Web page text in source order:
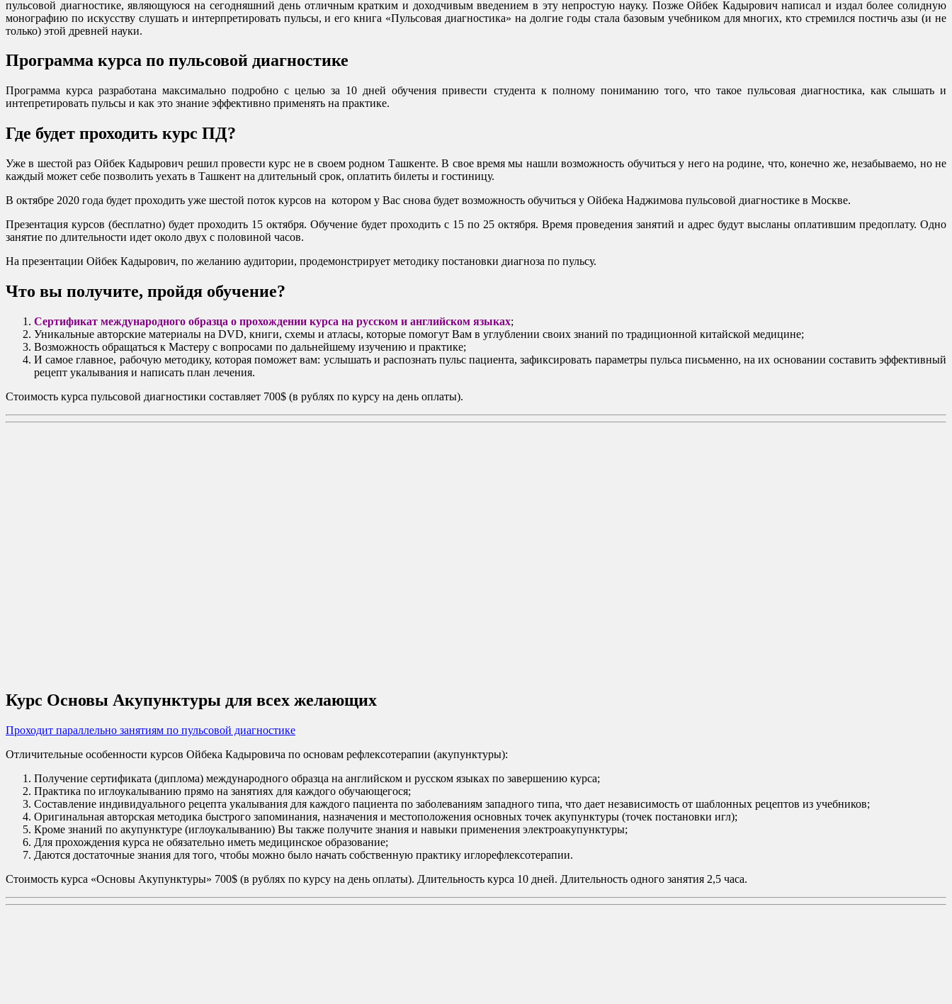
пульсовой диагностике, являющуюся на сегодняшний день отличным кратким и доходчивым введением в эту непростую науку. Позже Ойбек Кадырович написал и издал более солидную
монографию по искусству слушать и интерпретировать пульсы, и его книга «Пульсовая диагностика» на долгие годы стала базовым учебником для многих, кто стремился постичь азы (и не
только) этой древней науки.
Программа курса по пульсовой диагностике
Программа курса разработана максимально подробно с целью за 10 дней обучения привести студента к полному пониманию того, что такое пульсовая диагностика, как слышать и
интепретировать пульсы и как это знание эффективно применять на практике.
Где будет проходить курс ПД?
Уже в шестой раз Ойбек Кадырович решил провести курс не в своем родном Ташкенте. В свое время мы нашли возможность обучиться у него на родине, что, конечно же, незабываемо, но не
каждый может себе позволить уехать в Ташкент на длительный срок, оплатить билеты и гостиницу.
В октябре 2020 года будет проходить уже шестой поток курсов на котором у Вас снова будет возможность обучиться у Ойбека Наджимова пульсовой диагностике в Москве.
Презентация курсов (бесплатно) будет проходить 15 октября. Обучение будет проходить с 15 по 25 октября. Время проведения занятий и адрес будут высланы оплатившим предоплату. Одно
занятие по длительности идет около двух с половиной часов.
На презентации Ойбек Кадырович, по желанию аудитории, продемонстрирует методику постановки диагноза по пульсу.
Что вы получите, пройдя обучение?
Сертификат международного образца о прохождении курса на русском и английском языках;
Уникальные авторские материалы на DVD, книги, схемы и атласы, которые помогут Вам в углублении своих знаний по традиционной китайской медицине;
Возможность обращаться к Мастеру с вопросами по дальнейшему изучению и практике;
И самое главное, рабочую методику, которая поможет вам: услышать и распознать пульс пациента, зафиксировать параметры пульса письменно, на их основании составить эффективный
рецепт укалывания и написать план лечения.
Стоимость курса пульсовой диагностики составляет 700$ (в рублях по курсу на день оплаты).
Курс Основы Акупунктуры для всех желающих
Проходит параллельно занятиям по пульсовой диагностике
Отличительные особенности курсов Ойбека Кадыровича по основам рефлексотерапии (акупунктуры):
Получение сертификата (диплома) международного образца на английском и русском языках по завершению курса;
Практика по иглоукалыванию прямо на занятиях для каждого обучающегося;
Составление индивидуального рецепта укалывания для каждого пациента по заболеваниям западного типа, что дает независимость от шаблонных рецептов из учебников;
Оригинальная авторская методика быстрого запоминания, назначения и местоположения основных точек акупунктуры (точек постановки игл);
Кроме знаний по акупунктуре (иглоукалыванию) Вы также получите знания и навыки применения электроакупунктуры;
Для прохождения курса не обязательно иметь медицинское образование;
Даются достаточные знания для того, чтобы можно было начать собственную практику иглорефлексотерапии.
Стоимость курса «Основы Акупунктуры» 700$ (в рублях по курсу на день оплаты). Длительность курса 10 дней. Длительность одного занятия 2,5 часа.